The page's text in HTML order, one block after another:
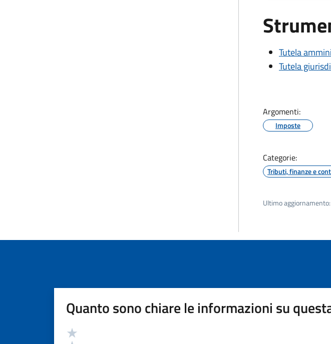
Tutela
Tutela
Argomenti:
Imposte
Categorie:
Tributi, finanze e
Ultimo aggiornamento:
Quanto sono chiare le informazioni su
Valutazione